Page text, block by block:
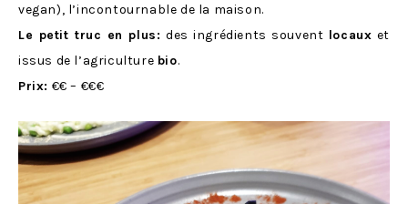
vegan), l’incontournable de la maison.
Le petit truc en plus: des ingrédients souvent locaux et
issus de l’agriculture bio.
Prix: €€ – €€€